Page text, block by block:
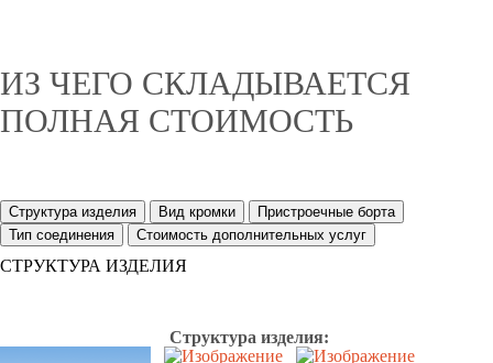
ИЗ ЧЕГО СКЛАДЫВАЕТСЯ
ПОЛНАЯ СТОИМОСТЬ
Структура изделия Вид кромки
Пристроечные борта
Тип соединения
Стоимость дополнительных услуг
СТРУКТУРА ИЗДЕЛИЯ
Структура изделия: